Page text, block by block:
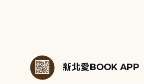
新北愛BOOK APP